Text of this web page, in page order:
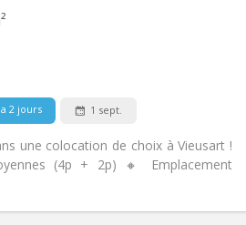
2 jours 1 sept.
une colocation de choix à Vieusart !
(4p + 2p) 🔸 Emplacement